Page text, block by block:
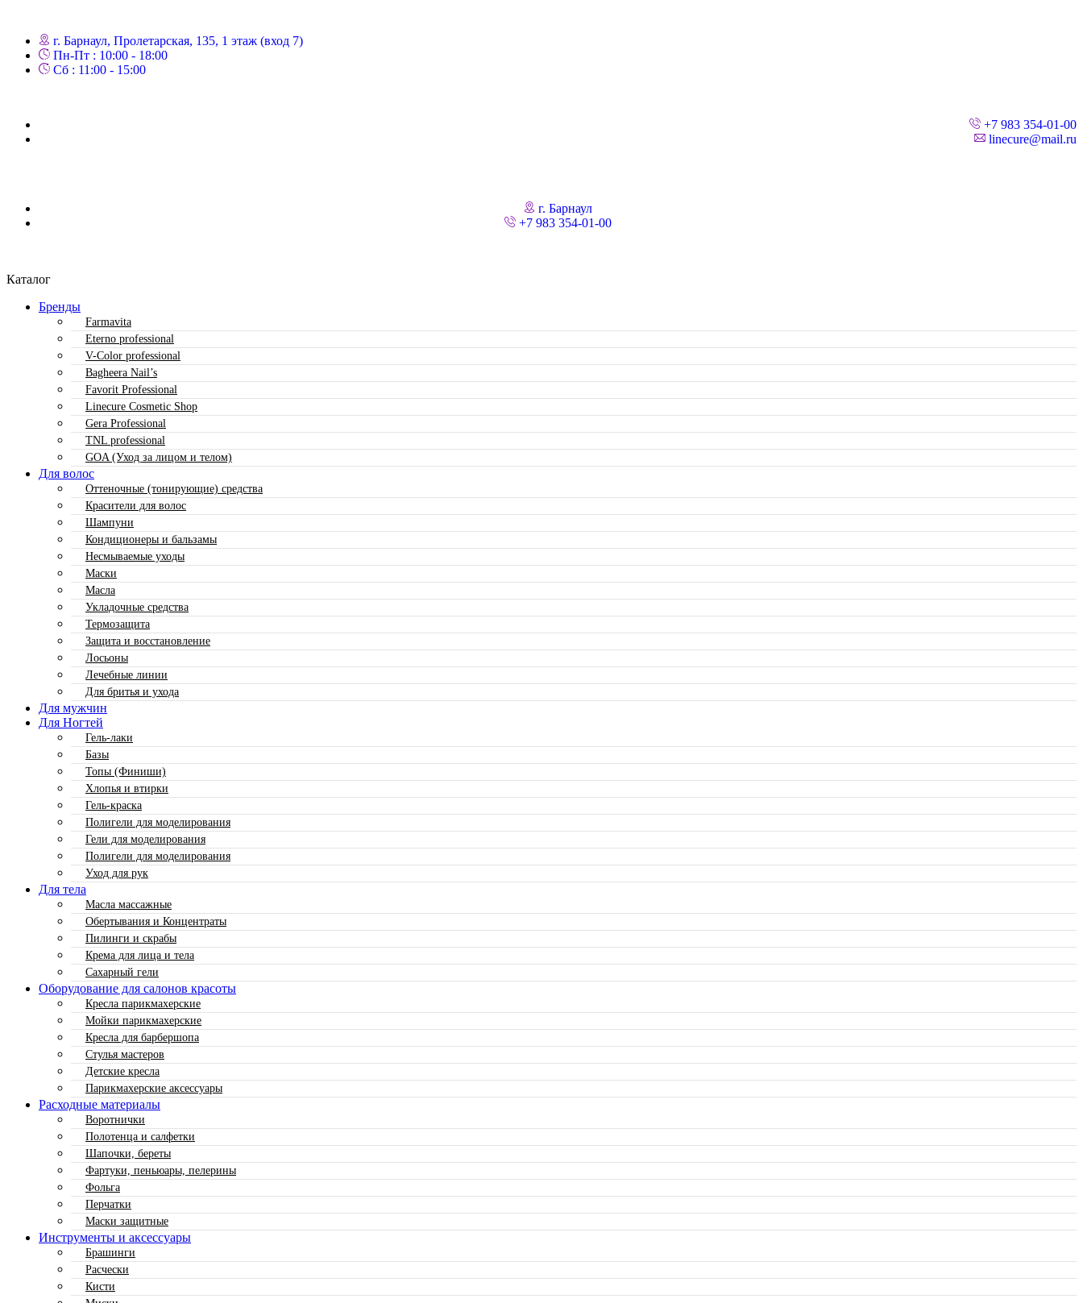
г. Барнаул, Пролетарская, 135,​ 1 этаж (вход 7)
Пн-Пт : 10:00 - 18:00
Сб : 11:00 - 15:00
+7 983 354-01-00
linecure@mail.ru
г. Барнаул
+7 983 354-01-00
Каталог
Бренды
Farmavita
Eterno professional
V-Color professional
Bagheera Nail’s
Favorit Professional
Linecure Cosmetic Shop
Gera Professional
TNL professional
GOA (Уход за лицом и телом)
Для волос
Оттеночные (тонирующие) средства
Красители для волос
Шампуни
Кондиционеры и бальзамы
Несмываемые уходы
Маски
Масла
Укладочные средства
Термозащита
Защита и восстановление
Лосьоны
Лечебные линии
Для бритья и ухода
Для мужчин
Для Ногтей
Гель-лаки
Базы
Топы (Финиши)
Хлопья и втирки
Гель-краска
Полигели для моделирования
Гели для моделирования
Полигели для моделирования
Уход для рук
Для тела
Масла массажные
Обертывания и Концентраты
Пилинги и скрабы
Крема для лица и тела
Сахарный гели
Оборудование для салонов красоты
Кресла парикмахерские
Мойки парикмахерские
Кресла для барбершопа
Стулья мастеров
Детские кресла
Парикмахерские аксессуары
Расходные материалы
Воротнички
Полотенца и салфетки
Шапочки, береты
Фартуки, пеньюары, пелерины
Фольга
Перчатки
Маски защитные
Инструменты и аксессуары
Брашинги
Расчески
Кисти